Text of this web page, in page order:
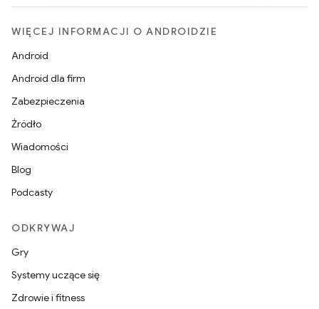
WIĘCEJ INFORMACJI O ANDROIDZIE
Android
Android dla firm
Zabezpieczenia
Źródło
Wiadomości
Blog
Podcasty
ODKRYWAJ
Gry
Systemy uczące się
Zdrowie i fitness